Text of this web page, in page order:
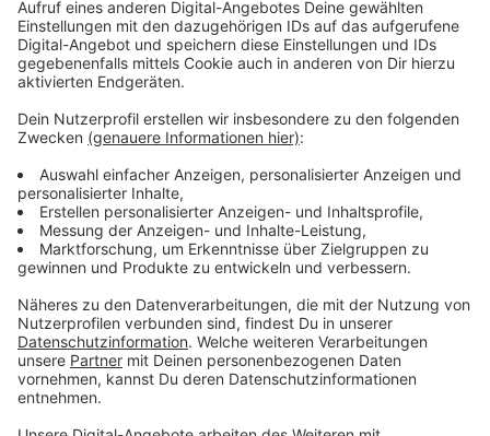
Anzeige
Veranstaltungen war überbucht. Wie wichtig das
Woche 16 Millionen mal durch Hacker angegriffen. Es
sei keine Frage, ob Unternehmen Opfer würden,
sondern nur wann und wie groß der Schaden sei.
Weitere Meldungen aus Leverkusen
Anzeige